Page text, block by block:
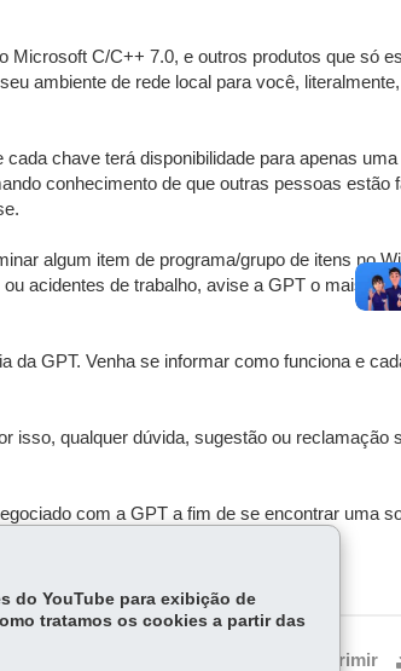
Microsoft C/C++ 7.0, e outros produtos que só
ambiente de rede local para você,
chave terá disponibilidade para apenas
conhecimento de que outras pessoas estão
algum item de programa/grupo de itens no
acidentes de trabalho, avise a GPT o mais
da GPT. Venha se informar como funciona e
isso, qualquer dúvida, sugestão ou reclamação
com a GPT a fim de se encontrar uma
Imprimir
do YouTube para exibição de
tratamos os cookies a partir das